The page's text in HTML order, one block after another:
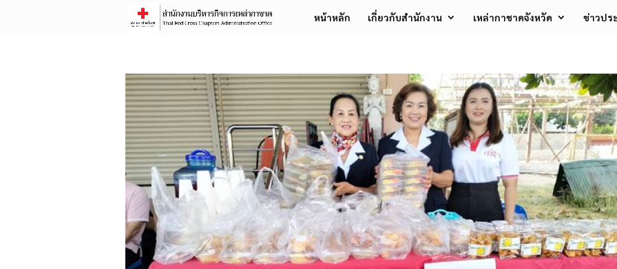
หน้าหลัก เกี่ยวกับสำนักงาน เหล่ากาชาดจังหวัด ข่าวปร